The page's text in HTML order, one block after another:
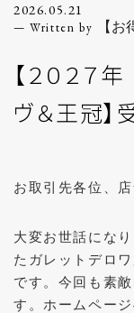
2026.05.21
【
【２０２７
ヴ＆王冠】
お取引先各位、
大変お世話にな
たガレットデロ
です。今回も素
す。ホームペー